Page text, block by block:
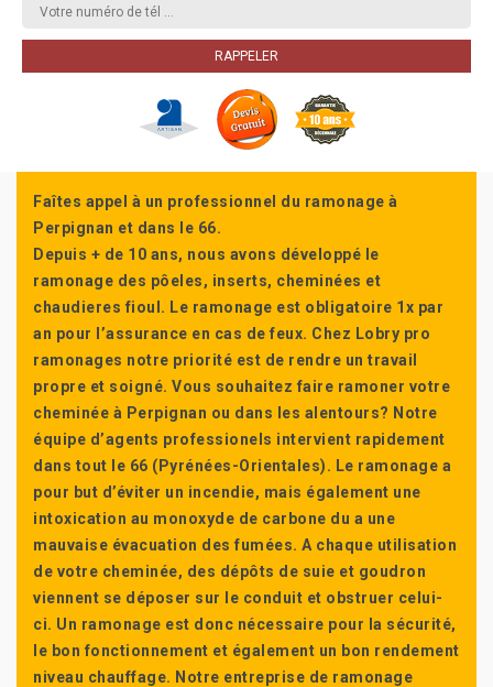
Faîtes appel à un professionnel du ramonage à
Perpignan et dans le 66.
Depuis + de 10 ans, nous avons développé le
ramonage des pôeles, inserts, cheminées et
chaudieres fioul. Le ramonage est obligatoire 1x par
an pour l’assurance en cas de feux. Chez Lobry pro
ramonages notre priorité est de rendre un travail
propre et soigné. Vous souhaitez faire ramoner votre
cheminée à Perpignan ou dans les alentours? Notre
équipe d’agents professionels intervient rapidement
dans tout le 66 (Pyrénées-Orientales). Le ramonage a
pour but d’éviter un incendie, mais également une
intoxication au monoxyde de carbone du a une
mauvaise évacuation des fumées. A chaque utilisation
de votre cheminée, des dépôts de suie et goudron
viennent se déposer sur le conduit et obstruer celui-
ci. Un ramonage est donc nécessaire pour la sécurité,
le bon fonctionnement et également un bon rendement
niveau chauffage. Notre entreprise de ramonage